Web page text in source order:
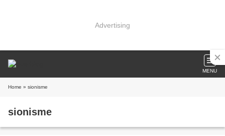
Advertising
MENU
Home » sionisme
sionisme